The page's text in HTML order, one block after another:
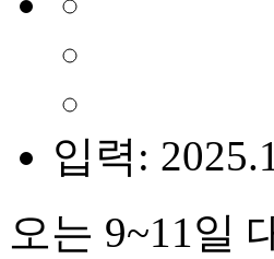
입력:
오는 9~11일